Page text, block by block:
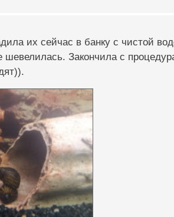
их сейчас в банку с чистой
шевелилась. Закончила с